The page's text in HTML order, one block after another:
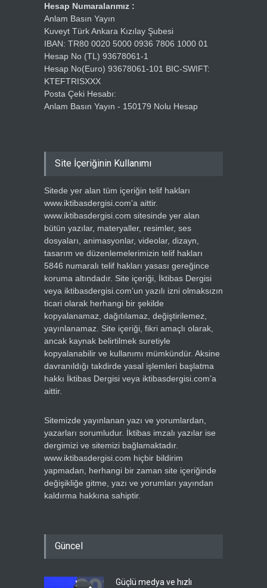
Hesap Numaralarımız :
Anlam Basın Yayın
Kuveyt Türk Ankara Kızılay Şubesi
IBAN: TR80 0020 5000 0936 7806 1000 01
Hesap No (TL) 93678061-1
Hesap No(Euro) 93678061-101 BIC-SWIFT:
KTEFTRISXXX
Posta Çeki Hesabı:
Anlam Basın Yayın - 150179 Nolu Hesap
Site İçeriğinin Kullanımı
Sitede yer alan tüm içeriğin telif hakları
www.iktibasdergisi.com’a aittir.
www.iktibasdergisi.com sitesinde yer alan
bütün yazılar, materyaller, resimler, ses
dosyaları, animasyonlar, videolar, dizayn,
tasarım ve düzenlemelerimizin telif hakları
5846 numaralı telif hakları yasası gereğince
koruma altındadır. Site içeriği, İktibas Dergisi
veya iktibasdergisi.com’un yazılı izni olmaksızın
ticari olarak herhangi bir şekilde
kopyalanamaz, dağıtılamaz, değiştirilemez,
yayınlanamaz. Site içeriği, fikri amaçlı olarak,
ancak kaynak belirtilmek suretiyle
kopyalanabilir ve kullanımı mümkündür. Aksine
davranıldığı takdirde yasal işlemleri başlatma
hakkı İktibas Dergisi veya iktibasdergisi.com’a
aittir.
Sitemizde yayınlanan yazı ve yorumlardan,
yazarları sorumludur. İktibas imzalı yazılar ise
dergimizi ve sitemizi bağlamaktadır.
www.iktibasdergisi.com hiçbir bildirim
yapmadan, herhangi bir zaman site içeriğinde
değişikliğe gitme, yazı ve yorumları yayından
kaldırma hakkına sahiptir.
Güncel
Güçlü medya ve hızlı